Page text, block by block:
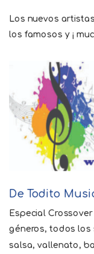
Los nuevos
los famosos y ¡
De Todito
Especial
géneros, todos los
salsa, vallenato,